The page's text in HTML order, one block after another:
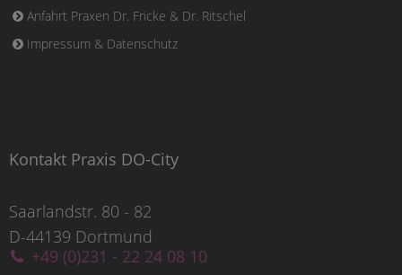
Anfahrt Praxen Dr. Fricke & Dr. Ritschel
Impressum & Datenschutz
Kontakt Praxis DO-City
Saarlandstr. 80 - 82
D-44139 Dortmund
+49 (0)231 - 22 24 08 10